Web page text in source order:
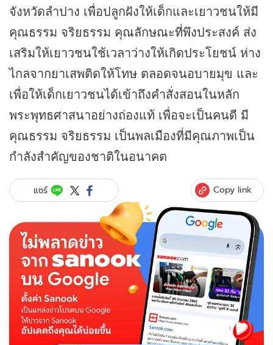
จังหวัดลำปาง เพื่อปลูกฝังให้เด็กและเยาวชนให้มี
คุณธรรม จริยธรรม คุณลักษณะที่พึงประสงค์ ส่ง
เสริมให้เยาวชนใช้เวลาว่างให้เกิดประโยชน์ ห่าง
ไกลจากยาเสพติดให้โทษ ตลอดจนอบายมุข และ
เพื่อให้เด็กเยาวชนได้เข้าถึงคำสั่งสอนในหลัก
พระพุทธศาสนาอย่างถ่องแท้ เพื่อจะเป็นคนดี มี
คุณธรรม จริยธรรม เป็นพลเมืองที่มีคุณภาพเป็น
กำลังสำคัญของชาติในอนาคต
แชร์ Copy link